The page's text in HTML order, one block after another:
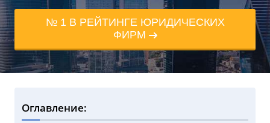
№ 1 В РЕЙТИНГЕ ЮРИДИЧЕСКИХ
ФИРМ
Оглавление: